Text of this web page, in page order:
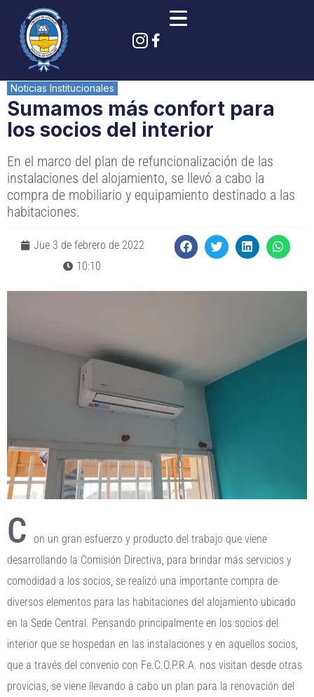
Noticias Institucionales
Sumamos más confort para
los socios del interior
En el marco del plan de refuncionalización de las
instalaciones del alojamiento, se llevó a cabo la
compra de mobiliario y equipamiento destinado a las
habitaciones.
Jue 3 de febrero de 2022
10:10
C on un gran esfuerzo y producto del trabajo que viene
desarrollando la Comisión Directiva, para brindar más servicios y
comodidad a los socios, se realizó una importante compra de
diversos elementos para las habitaciones del alojamiento ubicado
en la Sede Central. Pensando principalmente en los socios del
interior que se hospedan en las instalaciones y en aquellos socios,
que a través del convenio con Fe.C.O.P.R.A. nos visitan desde otras
provicias, se viene llevando a cabo un plan para la renovación del